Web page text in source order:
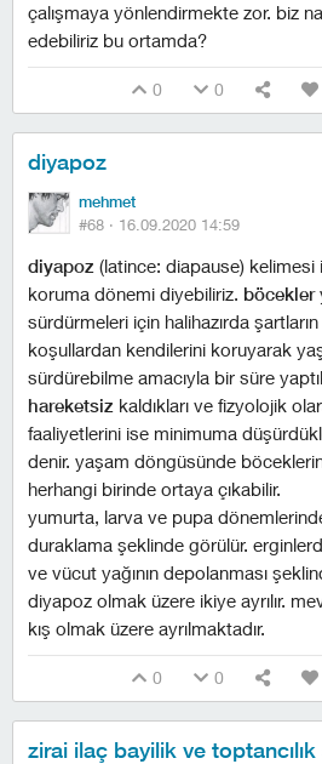
çalışmaya yönlendirmekte zor. biz
edebiliriz bu ortamda?
0 0
diyapoz
mehmet
#68 · 16.09.2020 14:59
diyapoz (latince: diapause) kelimesi
koruma dönemi diyebiliriz. böcekler
sürdürmeleri için halihazırda
koşullardan kendilerini koruyarak
sürdürebilme amacıyla bir süre
hareketsiz kaldıkları ve fizyolojik
faaliyetlerini ise minimuma
denir. yaşam döngüsünde
herhangi birinde ortaya çıkabilir.
yumurta, larva ve pupa
duraklama şeklinde görülür.
ve vücut yağının depolanması
diyapoz olmak üzere ikiye ayrılır.
kış olmak üzere ayrılmaktadır.
0 0
zirai ilaç bayilik ve toptancılık